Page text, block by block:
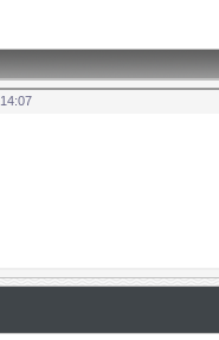
14:07